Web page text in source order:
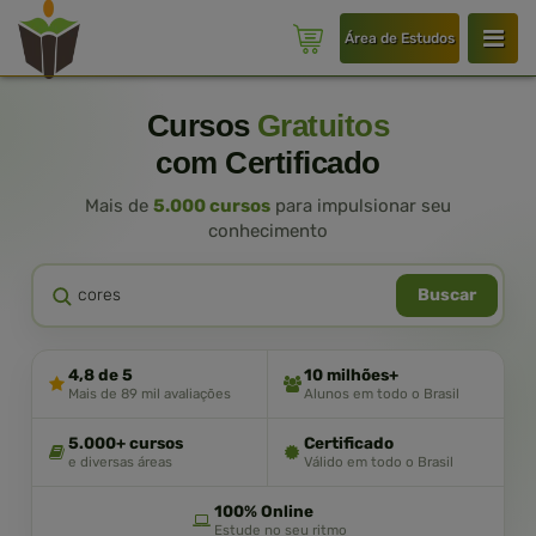
Área de Estudos
Cursos Gratuitos
com Certificado
Mais de 5.000 cursos para impulsionar seu
conhecimento
Buscar
4,8 de 5
Mais de 89 mil avaliações
10 milhões+
Alunos em todo o Brasil
5.000+ cursos
e diversas áreas
Certificado
Válido em todo o Brasil
100% Online
Estude no seu ritmo